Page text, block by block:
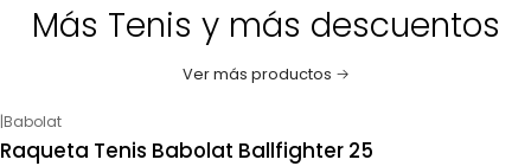
Más Tenis y más descuentos
Ver más productos
-30%OFF
|Babolat
Raqueta Tenis Babolat Ballfighter 25